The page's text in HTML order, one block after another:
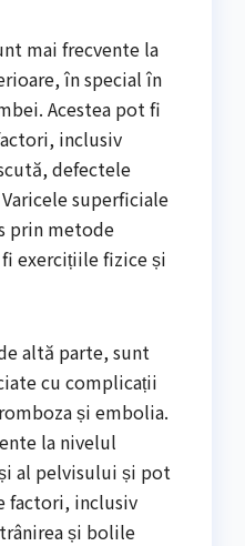
mai frecvente la
în special în
Acestea pot fi
inclusiv
defectele
superficiale
prin metode
exercițiile fizice și
altă parte, sunt
cu complicații
și embolia.
la nivelul
al pelvisului și pot
factori, inclusiv
și bolile